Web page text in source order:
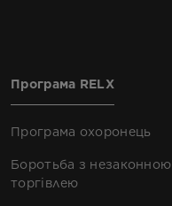
Програма RELX
Програма охоронець
Боротьба з незаконною
торгівлею